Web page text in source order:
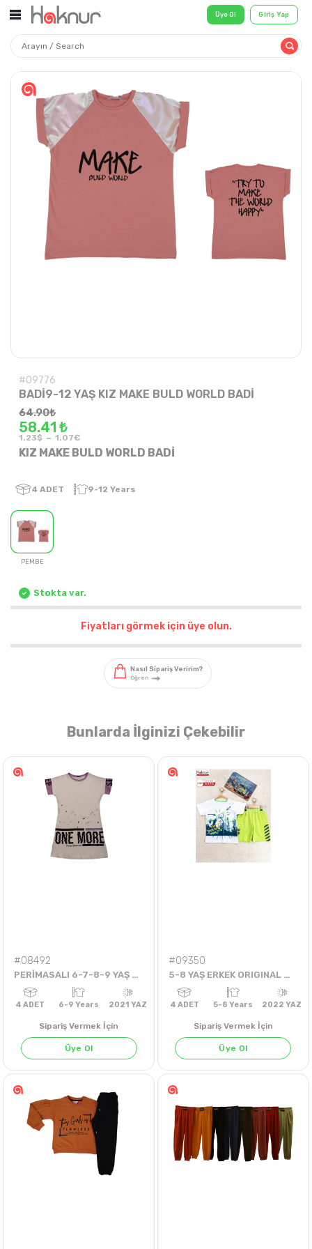
Üye Ol
#09776
BADİ9-12 YAŞ KIZ MAKE BULD WORLD BADİ
64.90₺
58.41 ₺
1.23$ - 1.07€
KIZ MAKE BULD WORLD BADİ
4 ADET 9-12 Years
PEMBE
Stokta var.
Fiyatları görmek için üye olun.
Nasıl Sipariş Veririm?
Bunlarda İlginizi Çekebilir
#08492
PERİMASALI 6-7-8-9 YAŞ ONE MORE ELBİSE
ADET 6-9 Years
Sipariş Vermek İçin
Üye Ol
#09350
5-8 YAŞ ERKEK ORIGINAL MARINES URBAN COURT SAHALI ŞORTLU TAKIM
5-8 Years
Sipariş Vermek İçin
Üye Ol